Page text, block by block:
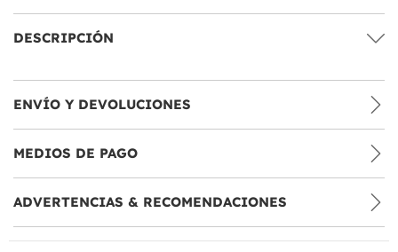
DESCRIPCIÓN
ENVÍO Y DEVOLUCIONES
MEDIOS DE PAGO
ADVERTENCIAS & RECOMENDACIONES